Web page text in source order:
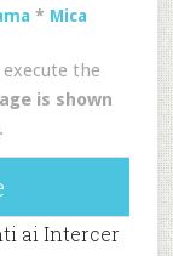
* Mica
the
is shown
.
ai Intercer